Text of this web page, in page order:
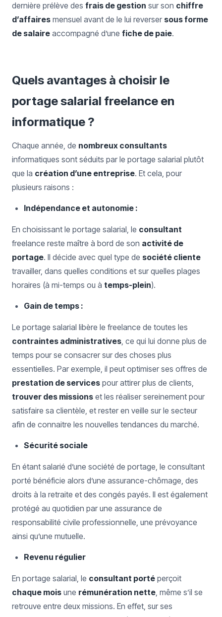
dernière prélève des frais de gestion sur son chiffre
d’affaires mensuel avant de le lui reverser sous forme
de salaire accompagné d’une fiche de paie.
Quels avantages à choisir le
portage salarial freelance en
informatique ?
Chaque année, de nombreux consultants
informatiques sont séduits par le portage salarial plutôt
que la création d’une entreprise. Et cela, pour
plusieurs raisons :
Indépendance et autonomie :
En choisissant le portage salarial, le consultant
freelance reste maître à bord de son activité de
portage. Il décide avec quel type de société cliente
travailler, dans quelles conditions et sur quelles plages
horaires (à mi-temps ou à temps-plein).
Gain de temps :
Le portage salarial libère le freelance de toutes les
contraintes administratives, ce qui lui donne plus de
temps pour se consacrer sur des choses plus
essentielles. Par exemple, il peut optimiser ses offres de
prestation de services pour attirer plus de clients,
trouver des missions et les réaliser sereinement pour
satisfaire sa clientèle, et rester en veille sur le secteur
afin de connaitre les nouvelles tendances du marché.
Sécurité sociale
En étant salarié d’une société de portage, le consultant
porté bénéficie alors d’une assurance-chômage, des
droits à la retraite et des congés payés. Il est également
protégé au quotidien par une assurance de
responsabilité civile professionnelle, une prévoyance
ainsi qu’une mutuelle.
Revenu régulier
En portage salarial, le consultant porté perçoit
chaque mois une rémunération nette, même s’il se
retrouve entre deux missions. En effet, sur ses